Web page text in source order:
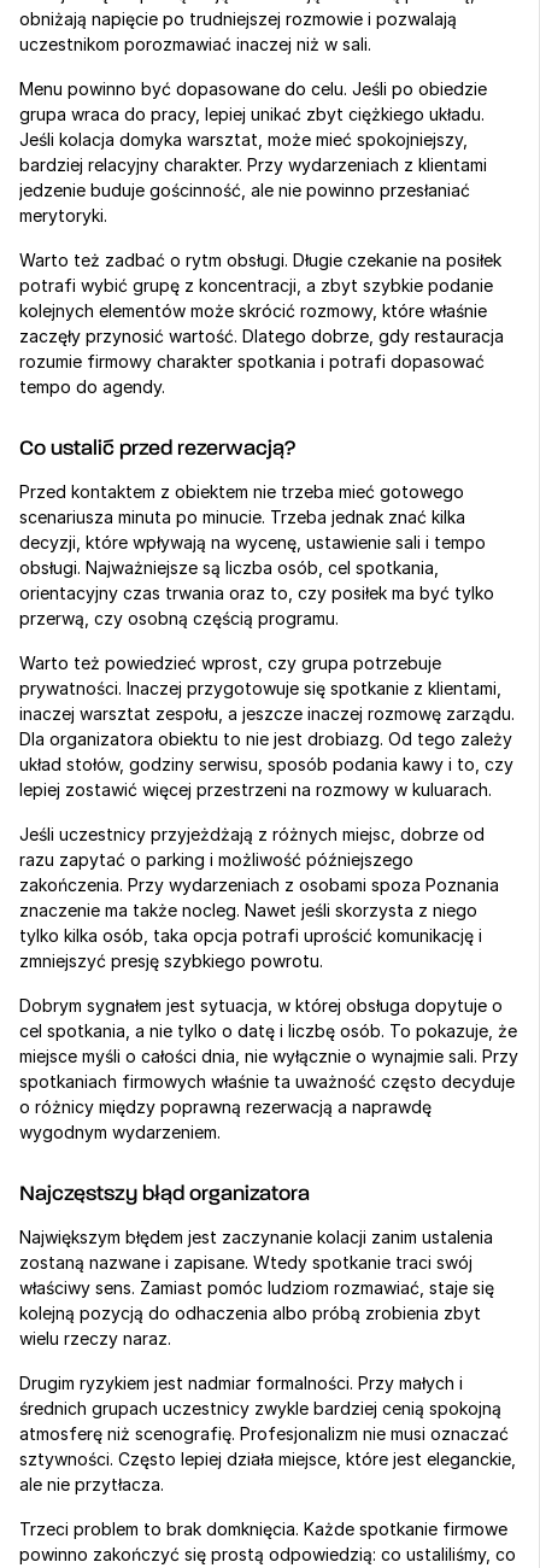
obniżają napięcie po trudniejszej rozmowie i pozwalają
uczestnikom porozmawiać inaczej niż w sali.
Menu powinno być dopasowane do celu. Jeśli po obiedzie
grupa wraca do pracy, lepiej unikać zbyt ciężkiego układu.
Jeśli kolacja domyka warsztat, może mieć spokojniejszy,
bardziej relacyjny charakter. Przy wydarzeniach z klientami
jedzenie buduje gościnność, ale nie powinno przesłaniać
merytoryki.
Warto też zadbać o rytm obsługi. Długie czekanie na posiłek
potrafi wybić grupę z koncentracji, a zbyt szybkie podanie
kolejnych elementów może skrócić rozmowy, które właśnie
zaczęły przynosić wartość. Dlatego dobrze, gdy restauracja
rozumie firmowy charakter spotkania i potrafi dopasować
tempo do agendy.
Co ustalić przed rezerwacją?
Przed kontaktem z obiektem nie trzeba mieć gotowego
scenariusza minuta po minucie. Trzeba jednak znać kilka
decyzji, które wpływają na wycenę, ustawienie sali i tempo
obsługi. Najważniejsze są liczba osób, cel spotkania,
orientacyjny czas trwania oraz to, czy posiłek ma być tylko
przerwą, czy osobną częścią programu.
Warto też powiedzieć wprost, czy grupa potrzebuje
prywatności. Inaczej przygotowuje się spotkanie z klientami,
inaczej warsztat zespołu, a jeszcze inaczej rozmowę zarządu.
Dla organizatora obiektu to nie jest drobiazg. Od tego zależy
układ stołów, godziny serwisu, sposób podania kawy i to, czy
lepiej zostawić więcej przestrzeni na rozmowy w kuluarach.
Jeśli uczestnicy przyjeżdżają z różnych miejsc, dobrze od
razu zapytać o parking i możliwość późniejszego
zakończenia. Przy wydarzeniach z osobami spoza Poznania
znaczenie ma także nocleg. Nawet jeśli skorzysta z niego
tylko kilka osób, taka opcja potrafi uprościć komunikację i
zmniejszyć presję szybkiego powrotu.
Dobrym sygnałem jest sytuacja, w której obsługa dopytuje o
cel spotkania, a nie tylko o datę i liczbę osób. To pokazuje, że
miejsce myśli o całości dnia, nie wyłącznie o wynajmie sali. Przy
spotkaniach firmowych właśnie ta uważność często decyduje
o różnicy między poprawną rezerwacją a naprawdę
wygodnym wydarzeniem.
Najczęstszy błąd organizatora
Największym błędem jest zaczynanie kolacji zanim ustalenia
zostaną nazwane i zapisane. Wtedy spotkanie traci swój
właściwy sens. Zamiast pomóc ludziom rozmawiać, staje się
kolejną pozycją do odhaczenia albo próbą zrobienia zbyt
wielu rzeczy naraz.
Drugim ryzykiem jest nadmiar formalności. Przy małych i
średnich grupach uczestnicy zwykle bardziej cenią spokojną
atmosferę niż scenografię. Profesjonalizm nie musi oznaczać
sztywności. Często lepiej działa miejsce, które jest eleganckie,
ale nie przytłacza.
Trzeci problem to brak domknięcia. Każde spotkanie firmowe
powinno zakończyć się prostą odpowiedzią: co ustaliliśmy, co